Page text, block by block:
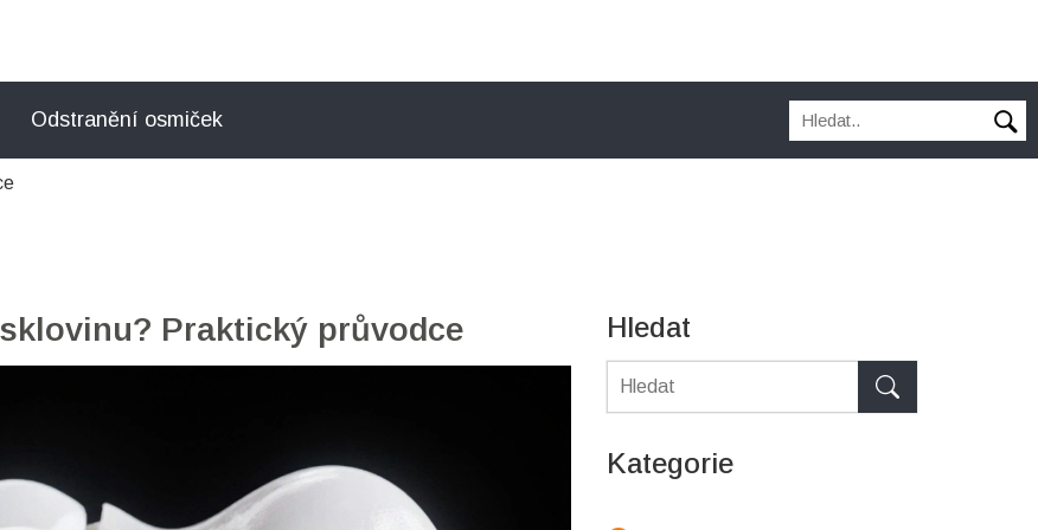
Odstranění osmiček
Praktický průvodce Hledat
Kategorie